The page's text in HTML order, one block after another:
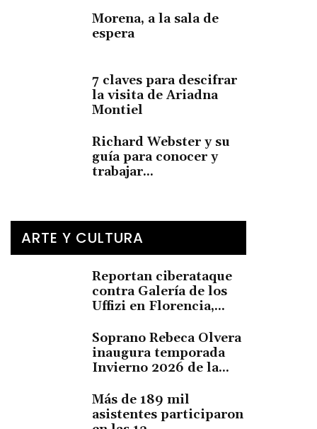
Morena, a la sala de
espera
7 claves para descifrar
la visita de Ariadna
Montiel
Richard Webster y su
guía para conocer y
trabajar...
ARTE Y CULTURA
Reportan ciberataque
contra Galería de los
Uffizi en Florencia,...
Soprano Rebeca Olvera
inaugura temporada
Invierno 2026 de la...
Más de 189 mil
asistentes participaron